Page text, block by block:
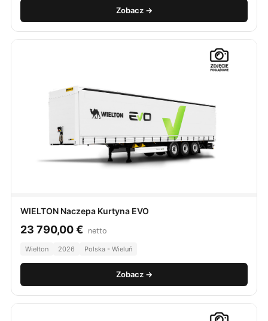
Zobacz →
WIELTON Naczepa Kurtyna EVO
23 790,00€ netto
Wielton 2026 Polska - Wieluń
Zobacz →